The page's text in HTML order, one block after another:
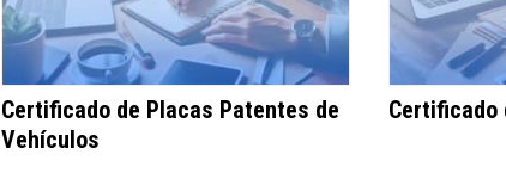
Certificado de Placas Patentes de
Vehículos
Certificado